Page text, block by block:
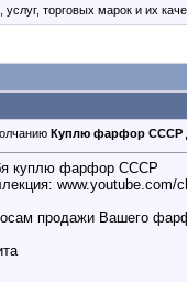
торговых марок и их
Куплю фарфор СССР
куплю фарфор СССР
www.youtube.com/
продажи Вашего